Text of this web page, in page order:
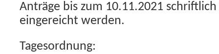
Anträge bis zum 10.11.2021
eingereicht werden.
Tagesordnung: